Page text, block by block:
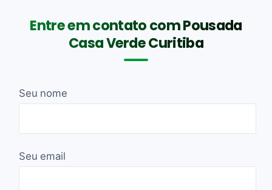
Entre em contato com Pousada
Casa Verde Curitiba
Seu nome
Seu email